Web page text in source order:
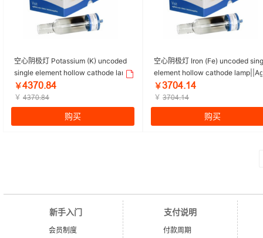
空心阴极灯 Potassium (K) uncoded
single element hollow cathode lamp
||Agilent/安捷伦 | 1个
￥ȦğǅŏŕȤȦ
￥ ȦğǅŏŕȤȦ
购买
空心阴极灯 Iron (Fe) uncoded
element hollow cathode
nt/安捷伦 | 1个
￥ğǅŏȦŕȜȦ
￥ ğǅŏȦŕȜȦ
购买
新手入门
会员制度
支付说明
付款周期